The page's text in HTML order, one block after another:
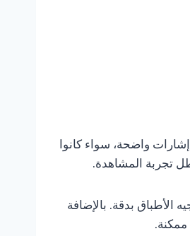
واضحة، سواء كانوا
تجربة المشاهدة.
بدقة. بالإضافة